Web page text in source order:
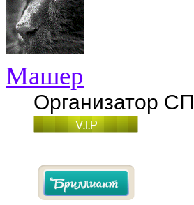
Машер
Организатор СП